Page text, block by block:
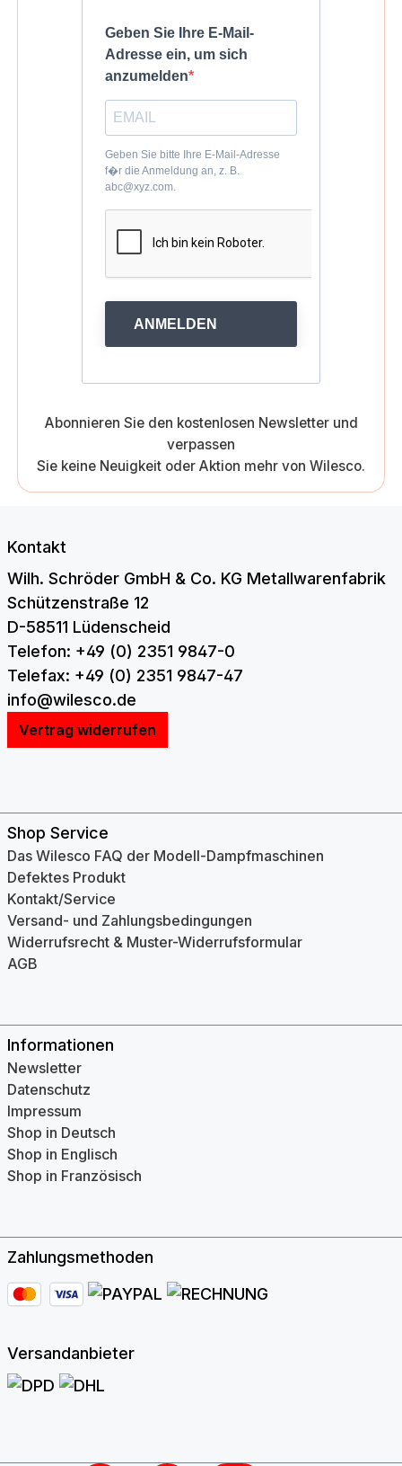
Geben Sie Ihre E-Mail-
Adresse ein, um sich
anzumelden
Geben Sie bitte Ihre E-Mail-Adresse
f�r die Anmeldung an, z. B.
abc@xyz.com.
ANMELDEN
Abonnieren Sie den kostenlosen Newsletter und
verpassen
Sie keine Neuigkeit oder Aktion mehr von Wilesco.
Kontakt
Wilh. Schröder GmbH & Co. KG Metallwarenfabrik
Schützenstraße 12
D-58511 Lüdenscheid
Telefon: +49 (0) 2351 9847-0
Telefax: +49 (0) 2351 9847-47
info@wilesco.de
Vertrag widerrufen
Shop Service
Das Wilesco FAQ der Modell-Dampfmaschinen
Defektes Produkt
Kontakt/Service
Versand- und Zahlungsbedingungen
Widerrufsrecht & Muster-Widerrufsformular
AGB
Informationen
Newsletter
Datenschutz
Impressum
Shop in Deutsch
Shop in Englisch
Shop in Französisch
Zahlungsmethoden
Versandanbieter